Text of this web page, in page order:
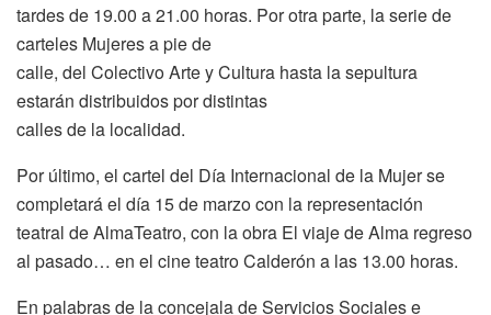
tardes de 19.00 a 21.00 horas. Por otra parte, la serie de
carteles Mujeres a pie de
calle, del Colectivo Arte y Cultura hasta la sepultura
estarán distribuidos por distintas
calles de la localidad.
Por último, el cartel del Día Internacional de la Mujer se
completará el día 15 de marzo con la representación
teatral de AlmaTeatro, con la obra El viaje de Alma regreso
al pasado… en el cine teatro Calderón a las 13.00 horas.
En palabras de la concejala de Servicios Sociales e